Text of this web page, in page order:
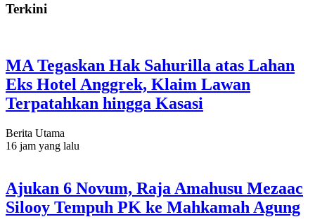
Terkini
MA Tegaskan Hak Sahurilla atas Lahan
Eks Hotel Anggrek, Klaim Lawan
Terpatahkan hingga Kasasi
Berita Utama
16 jam yang lalu
Ajukan 6 Novum, Raja Amahusu Mezaac
Silooy Tempuh PK ke Mahkamah Agung